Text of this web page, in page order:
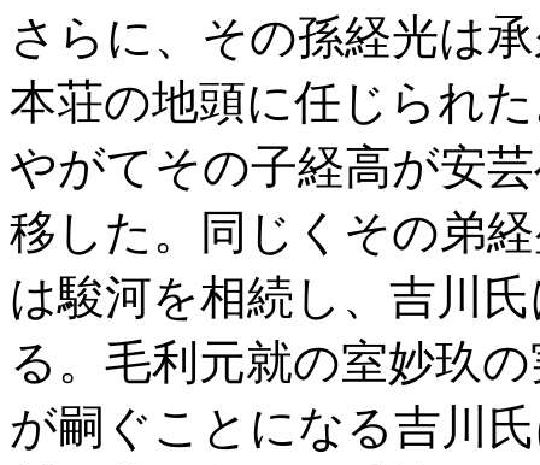
さらに、その孫経光は
本荘の地頭に任じられ
やがてその子経高が安
移した。同じくその弟
は駿河を相続し、吉川
る。毛利元就の室妙玖
が嗣ぐことになる吉川